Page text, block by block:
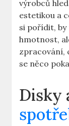
výrobců
estetikou a‌
‍si ‌pořídit, by
hmotnost,
zpracování,
se něco
Disky‌